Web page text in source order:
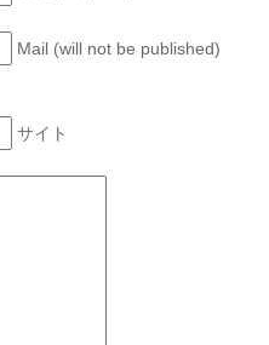
Mail (will not be published)
サイト